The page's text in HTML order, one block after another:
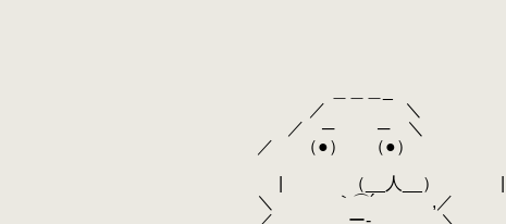
＿_
＼
─ ＼
） （●）
人__） |
⌒´ ,／